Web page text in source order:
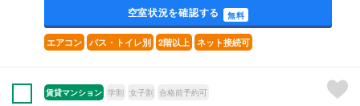
空室状況を確認する 無料
エアコン バス・トイレ別 2階以上 ネット接続可
賃貸マンション 学割 女子割 合格前予約可